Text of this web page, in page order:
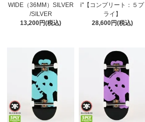
WIDE（36MM）SILVER
/SILVER
13,200円(税込)
i"【コンプリート：５プ
ライ】
28,600円(税込)